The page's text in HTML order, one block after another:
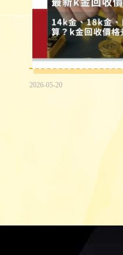
2026-05-20
一錢多少、怎麼算？